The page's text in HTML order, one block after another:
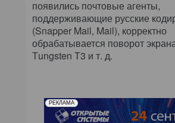
появились почтовые агенты,
поддерживающие русские
(Snapper Mail, Mail), корректно
обрабатывается поворот
Тungsten Т3 и т. д.
РЕКЛАМА